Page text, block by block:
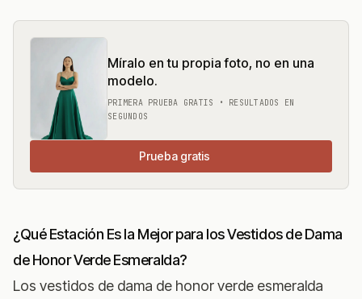
Míralo en tu propia foto, no en una
modelo.
PRIMERA PRUEBA GRATIS • RESULTADOS EN
SEGUNDOS
Prueba gratis
¿Qué Estación Es la Mejor para los Vestidos de Dama
de Honor Verde Esmeralda?
Los vestidos de dama de honor verde esmeralda